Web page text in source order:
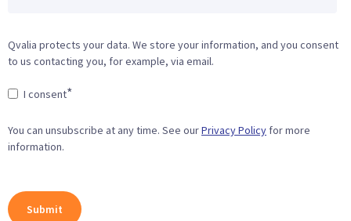
Qvalia protects your data. We store your information, and you consent
to us contacting you, for example, via email.
I consent*
You can unsubscribe at any time. See ourPrivacy Policy for more
information.